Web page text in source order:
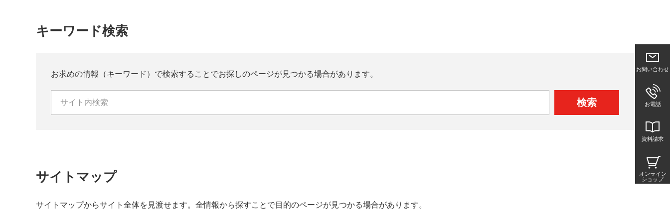
キーワード検索
お求めの情報（キーワード）で検索することでお探しのページが見つかる場合があります。
検索
サイトマップ
サイトマップからサイト全体を見渡せます。全情報から探すことで目的のページが見つかる場合があります。
お問い合わせ
お電話
資料請求
オンライン
ショップ